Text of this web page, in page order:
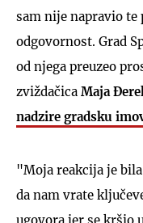
sam nije napravio
odgovornost. Grad
od njega preuzeo
zviždačica Maja
nadzire gradsku
"Moja reakcija je
da nam vrate
ugovora jer se kršio